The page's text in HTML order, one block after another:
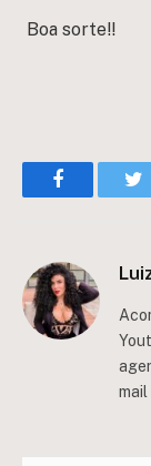
Boa sorte!!
Facebook
mail